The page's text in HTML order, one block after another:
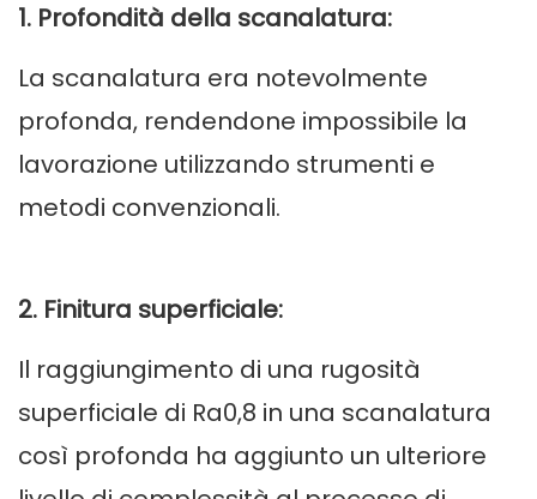
1. Profondità della scanalatura:
La scanalatura era notevolmente
profonda, rendendone impossibile la
lavorazione utilizzando strumenti e
metodi convenzionali.
2. Finitura superficiale:
Il raggiungimento di una rugosità
superficiale di Ra0,8 in una scanalatura
così profonda ha aggiunto un ulteriore